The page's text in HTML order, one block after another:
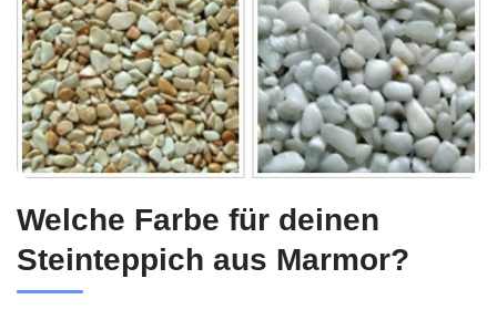
Welche Farbe für deinen
Steinteppich aus Marmor?